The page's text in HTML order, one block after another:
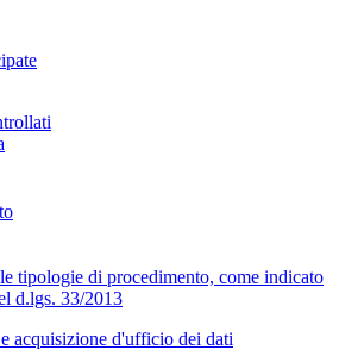
tipologie di procedimento, come indicato
d.lgs. 33/2013
acquisizione d'ufficio dei dati